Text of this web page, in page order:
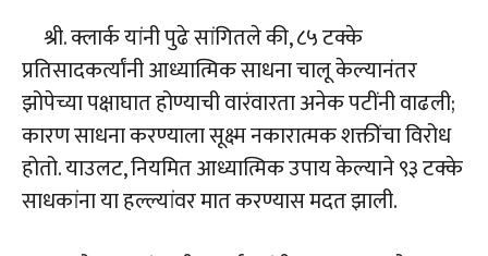
श्री. क्लार्क यांनी पुढे सांगितले की, ८५ टक्के
प्रतिसादकर्त्यांनी आध्यात्मिक साधना चालू केल्यानंतर
झोपेच्या पक्षाघात होण्याची वारंवारता अनेक पटींनी वाढली;
कारण साधना करण्याला सूक्ष्म नकारात्मक शक्तींचा विरोध
होतो. याउलट, नियमित आध्यात्मिक उपाय केल्याने ९३ टक्के
साधकांना या हल्ल्यांवर मात करण्यास मदत झाली.